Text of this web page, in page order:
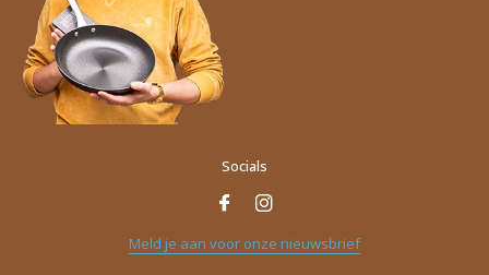
Socials
Meld je aan voor onze nieuwsbrief